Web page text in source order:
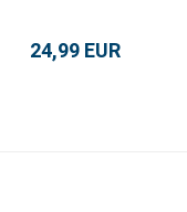
24,99 EUR